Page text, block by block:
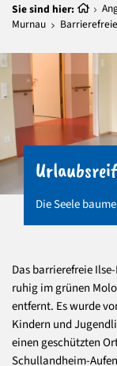
Sie sind hier:
Murnau
Die Seele
Das barrierefreie
ruhig im grünen
entfernt. Es wurde
Kindern und
einen geschützten
Schullandheim-